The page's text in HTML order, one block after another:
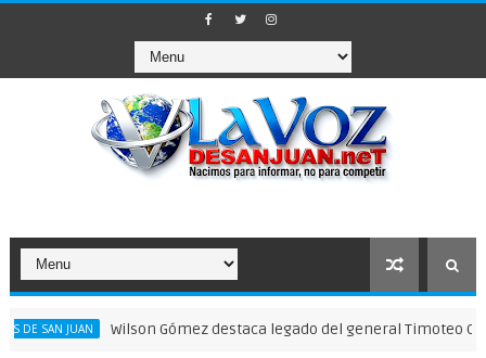
Wilson Gómez destaca legado del general Timoteo Ogando en